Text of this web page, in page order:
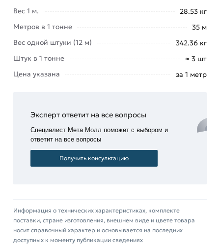
Вес 1 м.
28.53 кг
Метров в 1 тонне
35 м
Вес одной штуки (12 м)
342.36 кг
Штук в 1 тонне
≈ 3 шт
Цена указана
за 1 метр
Эксперт ответит на все вопросы
Специалист Мета Молл поможет с выбором и
ответит на все вопросы
Получить консультацию
Информация о технических характеристиках, комплекте
поставки, стране изготовления, внешнем виде и цвете товара
носит справочный характер и основывается на последних
доступных к моменту публикации сведениях